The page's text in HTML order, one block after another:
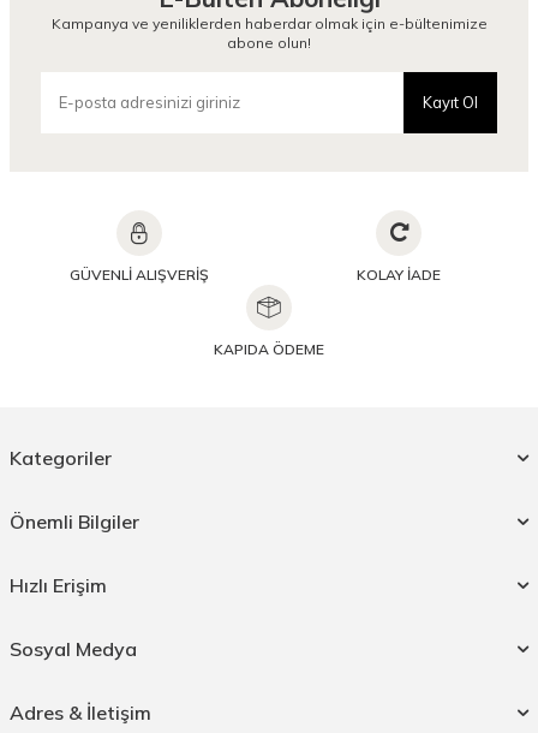
Kampanya ve yeniliklerden haberdar olmak için e-bültenimize
abone olun!
Kayıt Ol
GÜVENLİ ALIŞVERİŞ KOLAY İADE
KAPIDA ÖDEME
Adres & İletişim
Sosyal Medya
Kategoriler
Önemli Bilgiler
Hızlı Erişim